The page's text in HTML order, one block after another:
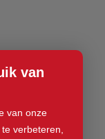
van
van onze
verbeteren,